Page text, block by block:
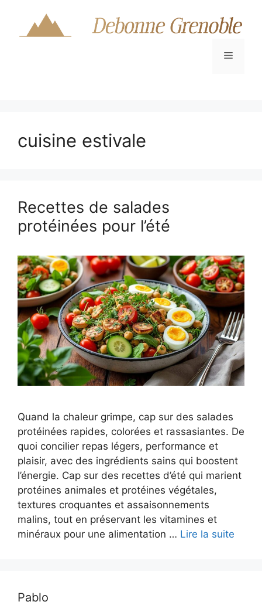
contenu
Menu
cuisine estivale
Recettes de salades
protéinées pour l’été
Quand la chaleur grimpe, cap sur des salades
protéinées rapides, colorées et rassasiantes. De
quoi concilier repas légers, performance et
plaisir, avec des ingrédients sains qui boostent
l’énergie. Cap sur des recettes d’été qui marient
protéines animales et protéines végétales,
textures croquantes et assaisonnements
malins, tout en préservant les vitamines et
minéraux pour une alimentation … Lire la suite
Pablo